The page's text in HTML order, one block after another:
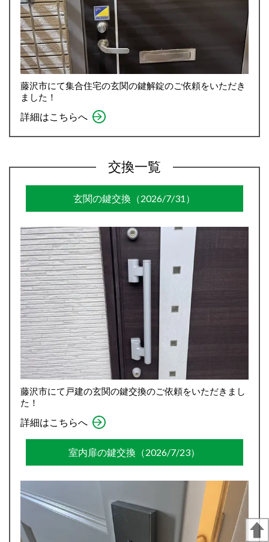
藤沢市にて集合住宅の玄関の鍵解錠のご依頼をいただき
ました！
詳細はこちらへ
交換一覧
玄関の鍵交換（2026/7/31）
藤沢市にて戸建の玄関の鍵交換のご依頼をいただきまし
た！
詳細はこちらへ
室内扉の鍵交換（2026/7/23）